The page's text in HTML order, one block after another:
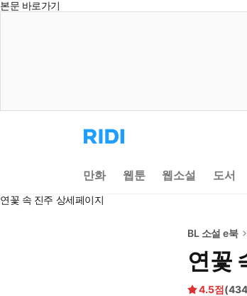
본문 바로가기
리
디
으
로
동
만화 웹툰 웹소설 도서
연꽃 속 진주 상세페이지
BL 소설 e북
연꽃
4.5 (434